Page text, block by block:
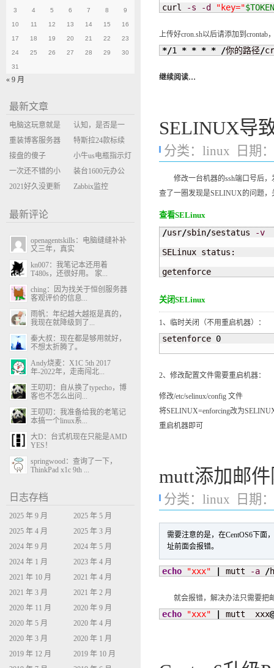
curl
-s -d "key="$TOKEN
上传好cron.sh以后请添加到crontab
*/1 * * * * /你的路径/
继续阅读…
SELINUX导
分类： linux 日期
修改一台机器的ssh端口号后，
查了一圈发现是SELINUX的问题
查看SELinux
/usr/sbin/sestatus
-v
SELinux status:
关闭SELinux
1、临时关闭（不用重启机器）：
setenforce 0
2、修改配置文件需要重启机器：
修改/etc/selinux/config 文件
将SELINUX=enforcing改为
重启机器即可
mutt添加邮
分类： linux 日期
需要注意的是，在CentOS6下面
址前面会报错。
echo "xxx" | mutt -a /
就会报错，解决办法只需要把
echo "xxx" | mutt  xxx@
3 4 5 6 7 8 9
10 11 12 13 14 15 16
17 18 19 20 21 22 23
24 25 26 27 28 29 30
31
« 9 月
最新文章
电脑这玩意就是
缝缝补补的事
认知，是否是一
座大山？当架构
决策变成配置清
单比价
重装博客服务器
环境
特斯拉24款标续
Model Y 2万公里
使用体验
接盘的傻子
小牛us电瓶指示灯
闪三次不上电
一次还不错的小
米售后体验
装台1600元办公
主机
2021好久没更新
Zabbix监控
最新评论
openagentskills：电脑缝缝补补
又三年，真实
kn007：我笔记本还用着
T480s，还很好用。 家...
ching：因为找关于恒创服务器
客观评价的信息...
雨帆：年纪越大越抠是真的，
我现在就降级到了...
秦大叔：现在都是够用就好，
不想太折腾了。
Andy烧麦：X1C 5th 2017
年-2022年，走南闯北...
王叨叨：自从换了typecho，博
客也不怎么出问...
王叨叨：我准备给我的老笔记
本搞一个linux系...
大D：台式机现在只能是AMD
YES！
springwood：查询了一下，
ThinkPad x1c 9th ...
日志存档
2025 年 9 月
2025 年 5 月
2025 年 4 月
2025 年 3 月
2024 年 9 月
2024 年 5 月
2024 年 1 月
2023 年 4 月
2021 年 10 月
2021 年 4 月
2021 年 3 月
2021 年 2 月
2020 年 11 月
2020 年 9 月
2020 年 5 月
2020 年 4 月
2020 年 3 月
2020 年 1 月
2019 年 12 月
2019 年 10 月